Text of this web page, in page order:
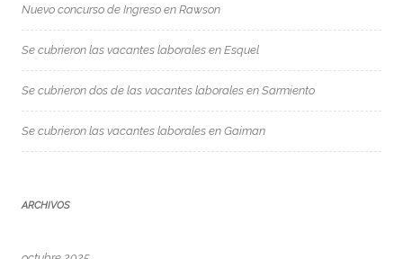
Nuevo concurso de Ingreso en Rawson
Se cubrieron las vacantes laborales en Esquel
Se cubrieron dos de las vacantes laborales en Sarmiento
Se cubrieron las vacantes laborales en Gaiman
ARCHIVOS